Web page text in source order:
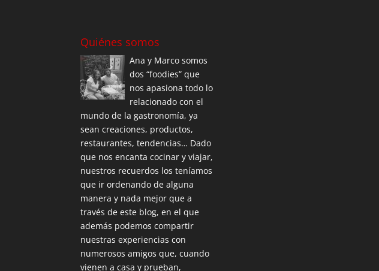
Quiénes somos
Ana y Marco somos
dos “foodies” que
nos apasiona todo lo
relacionado con el
mundo de la gastronomía, ya
sean creaciones, productos,
restaurantes, tendencias… Dado
que nos encanta cocinar y viajar,
nuestros recuerdos los teníamos
que ir ordenando de alguna
manera y nada mejor que a
través de este blog, en el que
además podemos compartir
nuestras experiencias con
numerosos amigos que, cuando
vienen a casa y prueban,